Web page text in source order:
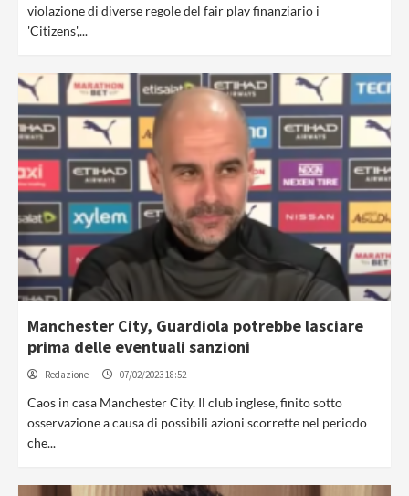
violazione di diverse regole del fair play finanziario i
'Citizens',...
Manchester City, Guardiola potrebbe lasciare
prima delle eventuali sanzioni
Redazione 07/02/2023 18:52
Caos in casa Manchester City. Il club inglese, finito sotto
osservazione a causa di possibili azioni scorrette nel periodo
che...